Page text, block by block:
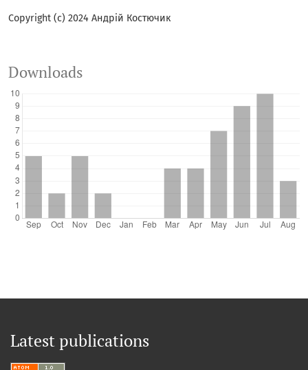
Copyright (c) 2024 Андрій Костючик
Downloads
Latest publications